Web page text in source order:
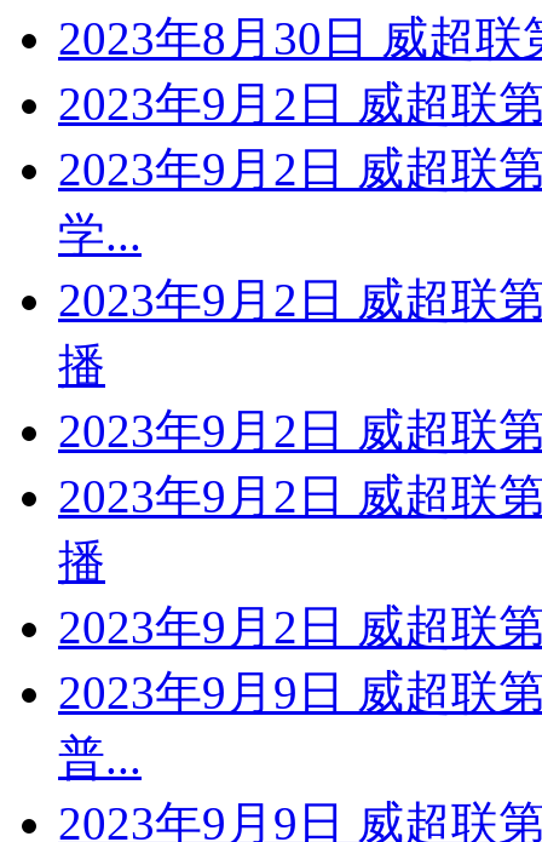
2023年8月30日 威超
2023年9月2日 威超联
2023年9月2日 威超联
学...
2023年9月2日 威超联
播
2023年9月2日 威超联
2023年9月2日 威超联
播
2023年9月2日 威超联
2023年9月9日 威超联
普...
2023年9月9日 威超联